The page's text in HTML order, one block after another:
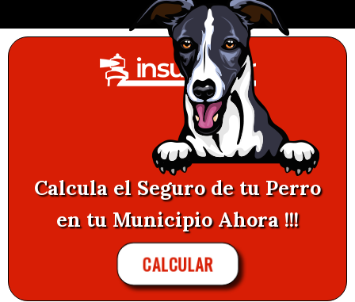
Calcula el Seguro de tu Perro
en tu Municipio Ahora !!!
CALCULAR